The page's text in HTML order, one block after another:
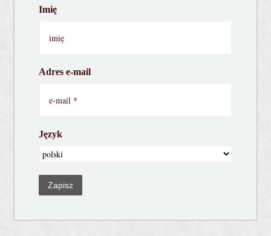
Imię
Adres e-mail
Język
Zapisz